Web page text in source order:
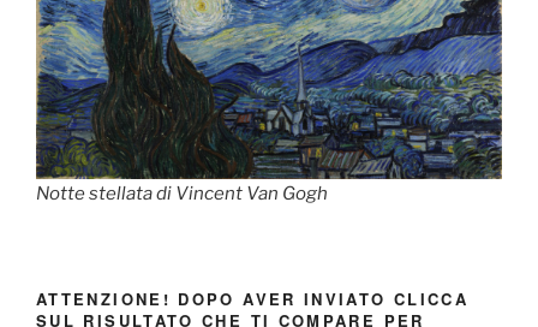
Notte stellata di Vincent Van Gogh
ATTENZIONE! DOPO AVER INVIATO CLICCA
SUL RISULTATO CHE TI COMPARE PER